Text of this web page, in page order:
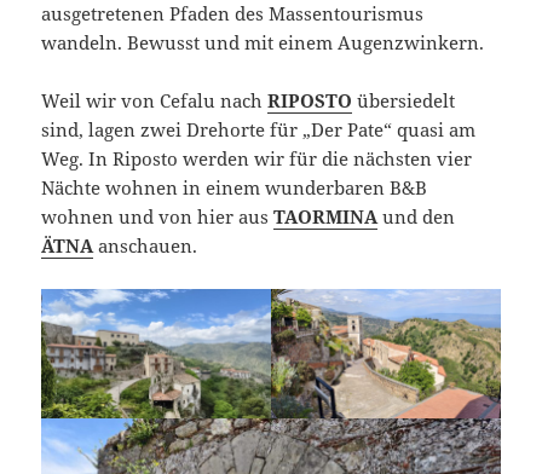
ausgetretenen Pfaden des Massentourismus
wandeln. Bewusst und mit einem Augenzwinkern.
Weil wir von Cefalu nachRIPOSTO übersiedelt
sind, lagen zwei Drehorte für „Der Pate“ quasi am
Weg. In Riposto werden wir für die nächsten vier
Nächte wohnen in einem wunderbaren B&B
wohnen und von hier ausTAORMINA und den
ÄTNA anschauen.